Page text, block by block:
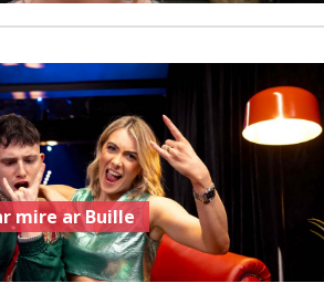
mire ar Buille